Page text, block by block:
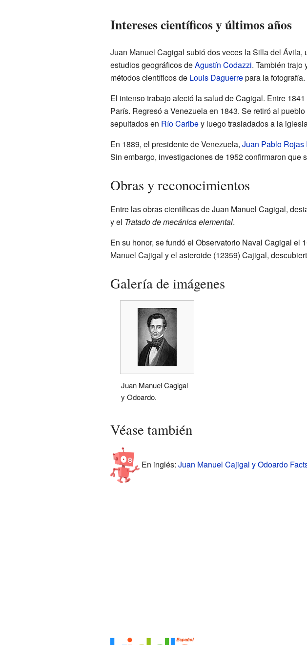
Intereses científicos y últimos años
Juan Manuel Cagigal subió dos veces la Silla del
estudios geográficos deAgustín Codazzi. También trajo
métodos científicos de Louis Daguerrepara la fotografía.
El intenso trabajo afectó la salud de Cagigal. Entre
París. Regresó a Venezuela en 1843. Se retiró al
sepultados en Río Caribey luego trasladados a la
En 1889, el presidente de Venezuela, Juan Pablo Rojas
Sin embargo, investigaciones de 1952 confirmaron que
Obras y reconocimientos
Entre las obras científicas de Juan Manuel Cagigal,
y el Tratado de mecánica elemental.
En su honor, se fundó el Observatorio Naval Cagigal el
Manuel Cajigal y el asteroide (12359) Cajigal,
Galería de imágenes
Juan Manuel Cagigal
y Odoardo.
Véase también
En inglés: Juan Manuel Cajigal y Odoardo